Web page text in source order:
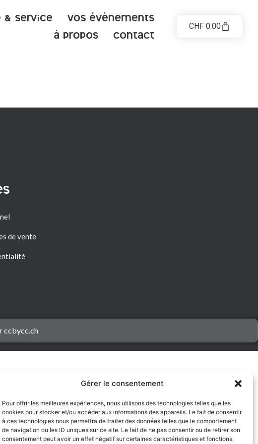
Gérer le consentement
Pour offrir les meilleures expériences, nous utilisons des technologies telles que les
cookies pour stocker et/ou accéder aux informations des appareils. Le fait de consentir
à ces technologies nous permettra de traiter des données telles que le comportement
de navigation ou les ID uniques sur ce site. Le fait de ne pas consentir ou de retirer son
consentement peut avoir un effet négatif sur certaines caractéristiques et fonctions.
& service Vos évènements
à propos contact
CHF0.00
de vente
ccbycc.ch